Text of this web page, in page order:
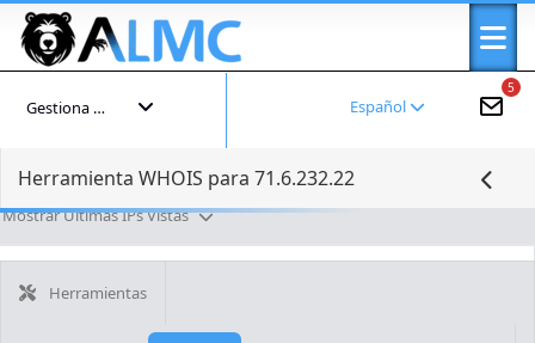
5
Español
Gestiona tu cuenta
Herramienta WHOIS para 71.6.232.22
Mostrar Últimas IPs Vistas
Herramientas